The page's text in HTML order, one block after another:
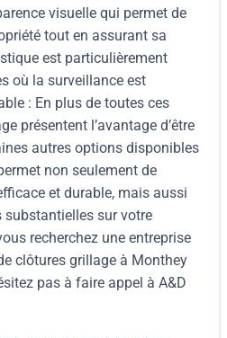
visuelle qui permet de
tout en assurant sa
est particulièrement
où la surveillance est
: En plus de toutes ces
présentent l’avantage d’être
autres options disponibles
non seulement de
et durable, mais aussi
substantielles sur votre
recherchez une entreprise
clôtures grillage à Monthey
pas à faire appel à A&D